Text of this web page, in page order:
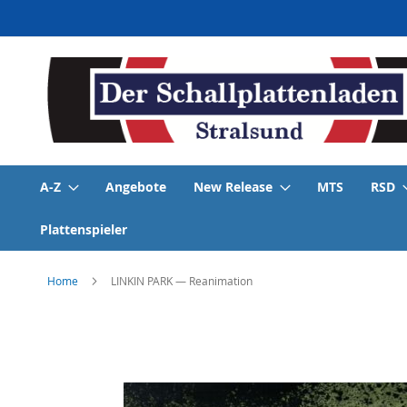
zum
Inhalt
A-Z Angebote New Release MTS RSD
Plattenspieler
Home LINKIN PARK — Reanimation